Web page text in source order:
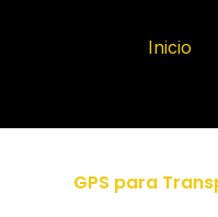
Inicio
GPS para